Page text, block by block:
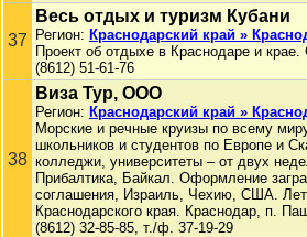
37
Весь отдых и туризм Кубани
Регион: Краснодарский край »
Проект об отдыхе в Краснодаре и
(8612) 51-61-76
38
Виза Тур, ООО
Регион: Краснодарский край »
Морские и речные круизы по всему
школьников и студентов по Европе и
колледжи, университеты – от двух
Прибалтика, Байкал. Оформление
соглашения, Израиль, Чехию, США.
Краснодарского края. Краснодар, п.
(8612) 32-85-85, т./ф. 37-19-29